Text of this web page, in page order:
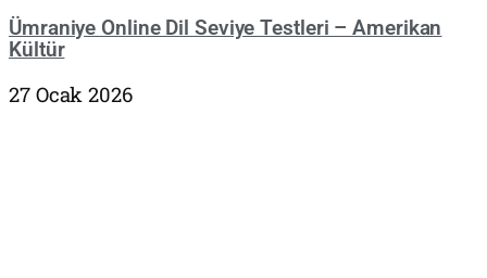
Ümraniye Online Dil Seviye Testleri – Amerikan
Kültür
27 Ocak 2026